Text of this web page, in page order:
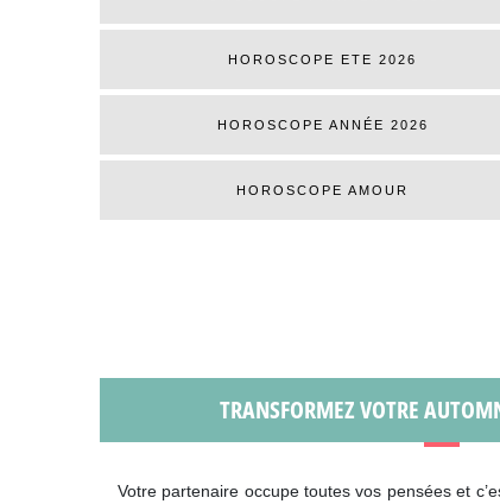
HOROSCOPE ETE 2026
HOROSCOPE ANNÉE 2026
HOROSCOPE AMOUR
TRANSFORMEZ VOTRE
Votre partenaire occupe toutes vos pensées et